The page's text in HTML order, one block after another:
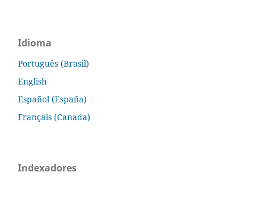
Idioma
Português (Brasil)
English
Español (España)
Français (Canada)
Indexadores